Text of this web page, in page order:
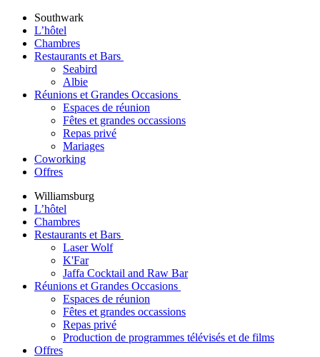
Southwark
L’hôtel
Chambres
Restaurants et Bars
Seabird
Albie
Réunions et Grandes Occasions
Espaces de réunion
Fêtes et grandes occassions
Repas privé
Mariages
Coworking
Offres
Williamsburg
L’hôtel
Chambres
Restaurants et Bars
Laser Wolf
K'Far
Jaffa Cocktail and Raw Bar
Réunions et Grandes Occasions
Espaces de réunion
Fêtes et grandes occassions
Repas privé
Production de programmes télévisés et de films
Offres